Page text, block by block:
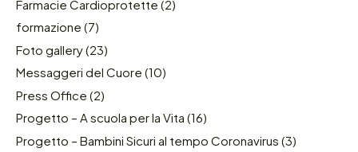
Farmacie Cardioprotette (2)
formazione (7)
Foto gallery(23)
Messaggeri del Cuore (10)
Press Office (2)
Progetto – A scuola per la Vita (16)
Progetto – Bambini Sicuri al tempo Coronavirus (3)